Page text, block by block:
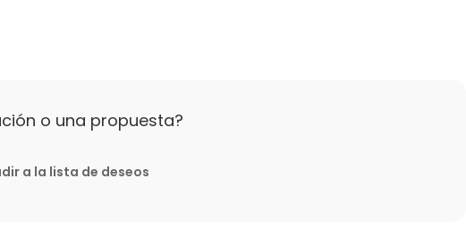
payment has been done we refund you with the 70% of the
de la fecha del evento y obtener el reembolso íntegro de la
o una propuesta?
a la lista de deseos